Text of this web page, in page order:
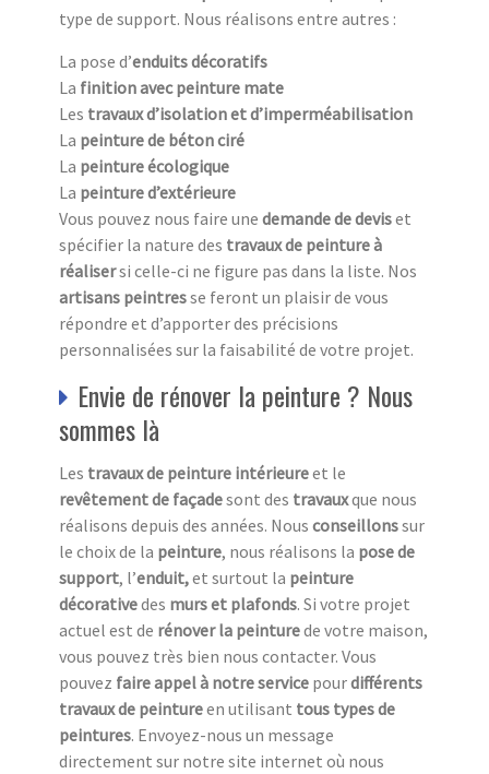
type de support. Nous réalisons entre autres :
La pose d’enduits décoratifs
La finition avec peinture mate
Les travaux d’isolation et d’imperméabilisation
La peinture de béton ciré
La peinture écologique
La peinture d’extérieure
Vous pouvez nous faire une demande de deviset
spécifier la nature des travaux de peinture à
réalisersi celle-ci ne figure pas dans la liste. Nos
artisans peintresse feront un plaisir de vous
répondre et d’apporter des précisions
personnalisées sur la faisabilité de votre projet.
Envie de rénover la peinture ? Nous
sommes là
Les travaux de peinture intérieureet le
revêtement de façadesont des travauxque nous
réalisons depuis des années. Nous conseillonssur
le choix de la peinture, nous réalisons la pose de
support, l’enduit,et surtout la peinture
décorativedes murs et plafonds. Si votre projet
actuel est de rénover la peinturede votre maison,
vous pouvez très bien nous contacter. Vous
pouvez faire appel à notre service pourdifférents
travaux de peintureen utilisant tous types de
peintures. Envoyez-nous un message
directement sur notre site internet où nous